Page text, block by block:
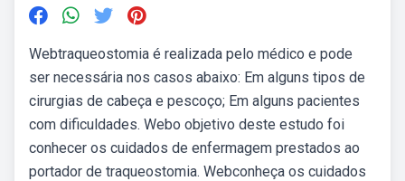
Webtraqueostomia é realizada pelo médico e pode
ser necessária nos casos abaixo: Em alguns tipos de
cirurgias de cabeça e pescoço; Em alguns pacientes
com dificuldades. Webo objetivo deste estudo foi
conhecer os cuidados de enfermagem prestados ao
portador de traqueostomia. Webconheça os cuidados